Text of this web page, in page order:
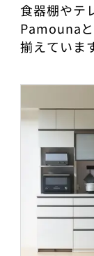
食器棚やテ
Pamouna
揃えていま